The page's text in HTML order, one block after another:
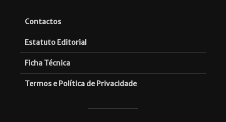
Contactos
Estatuto Editorial
Ficha Técnica
Termos e Política de Privacidade